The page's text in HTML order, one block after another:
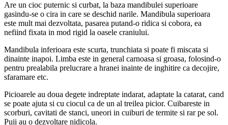
Are un cioc puternic si curbat, la baza mandibulei superioare
gasindu-se o cira in care se deschid narile. Mandibula superioara
este mult mai dezvoltata, pasarea putand-o ridica si cobora, ea
nefiind fixata in mod rigid la oasele craniului.
Mandibula inferioara este scurta, trunchiata si poate fi miscata si
dinainte inapoi. Limba este in general carnoasa si groasa, folosind-o
pentru prealabila prelucrare a hranei inainte de inghitire ca decojire,
sfaramare etc.
Picioarele au doua degete indreptate indarat, adaptate la catarat, cand
se poate ajuta si cu ciocul ca de un al treilea picior. Cuibareste in
scorburi, cavitati de stanci, uneori in cuiburi de termite si rar pe sol.
Puii au o dezvoltare nidicola.